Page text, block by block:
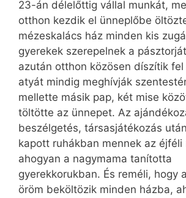
23-án délelőttig vállal munkát,
otthon kezdik el ünneplőbe
mézeskalács ház minden kis
gyerekek szerepelnek a
azután otthon közösen díszítik
atyát mindig meghívják
mellette másik pap, két mise
töltötte az ünnepet. Az
beszélgetés, társasjátékozás
kapott ruhákban mennek az éjféli
ahogyan a nagymama tanította
gyerekkorukban. És reméli, hogy
öröm beköltözik minden házba,